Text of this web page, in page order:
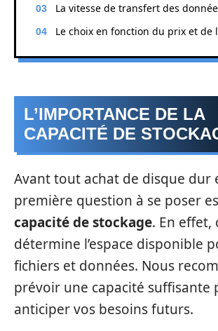
La vitesse de transfert des
Le choix en fonction du prix et de
L’IMPORTANCE DE LA
CAPACITÉ DE
Avant tout achat de disque dur
première question à se poser
capacité de stockage. En effet,
détermine l’espace disponible
fichiers et données. Nous
prévoir une capacité suffisante
anticiper vos besoins futurs.